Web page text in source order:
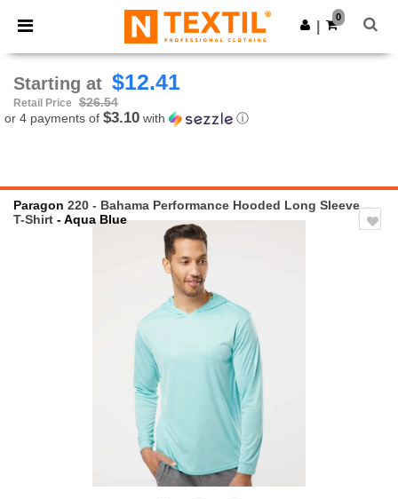
× Ntextil App
Better prices on app!
Get the app
0
Starting at $12.41
Retail Price
$26.54
or 4 payments of $3.10 with ⓘ
Paragon 220 - Bahama Performance Hooded Long Sleeve
T-Shirt - Aqua Blue